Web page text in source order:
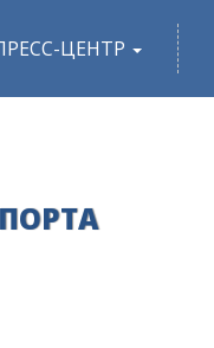
ЦЕНТР